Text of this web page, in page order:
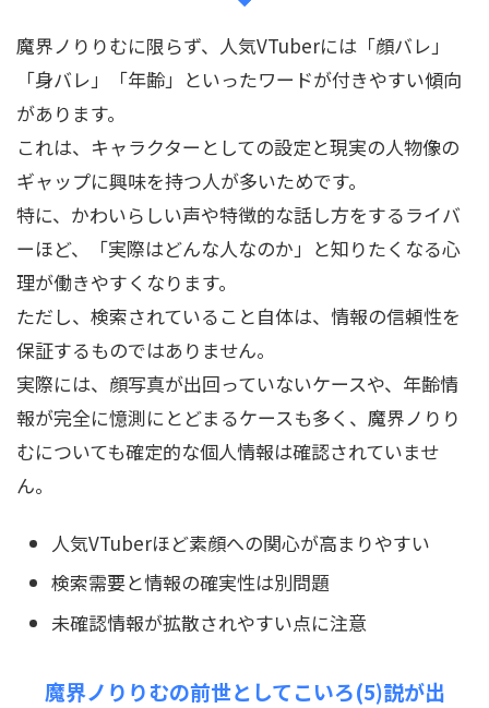
魔界ノりりむに限らず、人気VTuberには「顔バレ」
「身バレ」「年齢」といったワードが付きやすい傾向
があります。
これは、キャラクターとしての設定と現実の人物像の
ギャップに興味を持つ人が多いためです。
特に、かわいらしい声や特徴的な話し方をするライバ
ーほど、「実際はどんな人なのか」と知りたくなる心
理が働きやすくなります。
ただし、検索されていること自体は、情報の信頼性を
保証するものではありません。
実際には、顔写真が出回っていないケースや、年齢情
報が完全に憶測にとどまるケースも多く、魔界ノりり
むについても確定的な個人情報は確認されていませ
ん。
人気VTuberほど素顔への関心が高まりやすい
検索需要と情報の確実性は別問題
未確認情報が拡散されやすい点に注意
魔界ノりりむの前世としてこいろ(5)説が出